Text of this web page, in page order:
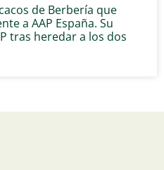
de Berbería que
a AAP España. Su
tras heredar a los dos